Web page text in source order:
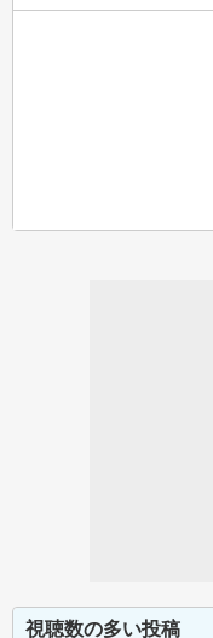
視聴数の多い投稿